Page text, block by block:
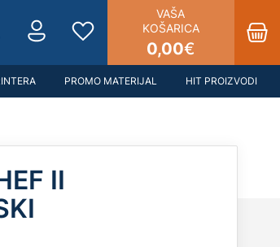
VAŠA
KOŠARICA
0,00€
PROMO MATERIJAL HIT PROIZVODI
II